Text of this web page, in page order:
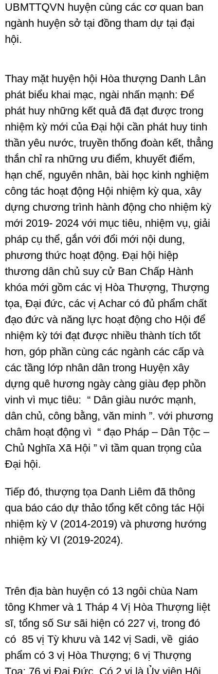
UBMTTQVN huyện cùng các cơ quan ban
ngành huyện sở tại đồng tham dự tại đại
hội.
Thay mặt huyện hội Hòa thượng Danh Lân
phát biểu khai mạc, ngài nhấn mạnh: Để
phát huy những kết quả đã đạt được trong
nhiệm kỳ mới của Đại hội cần phát huy tinh
thần yêu nước, truyền thống đoàn kết, thẳng
thắn chỉ ra những ưu điểm, khuyết điểm,
hạn chế, nguyên nhân, bài học kinh nghiệm
công tác hoạt động Hội nhiệm kỳ qua, xây
dựng chương trình hành động cho nhiệm kỳ
mới 2019- 2024 với mục tiêu, nhiệm vụ, giải
pháp cụ thể, gắn với đổi mới nội dung,
phương thức hoạt động. Đại hội hiệp
thương dân chủ suy cử Ban Chấp Hành
khóa mới gồm các vị Hòa Thượng, Thượng
tọa, Đại đức, các vị Achar có đủ phẩm chất
đạo đức và năng lực hoạt động cho Hội để
nhiệm kỳ tới đạt được nhiều thành tích tốt
hơn, góp phần cùng các ngành các cấp và
các tầng lớp nhân dân trong Huyện xây
dựng quê hương ngày càng giàu đẹp phồn
vinh vì mục tiêu: “ Dân giàu nước mạnh,
dân chủ, công bằng, văn minh ”. với phương
châm hoạt động vì “ đạo Pháp – Dân Tộc –
Chủ Nghĩa Xã Hội ” vì tầm quan trọng của
Đại hội.
Tiếp đó, thượng tọa Danh Liêm đã thông
qua báo cáo dự thảo tổng kết công tác Hội
nhiệm kỳ V (2014-2019) và phương hướng
nhiệm kỳ VI (2019-2024).
Trên địa bàn huyện có 13 ngôi chùa Nam
tông Khmer và 1 Tháp 4 Vị Hòa Thượng liệt
sĩ, tổng số Sư sãi hiện có 227 vị, trong đó
có 85 vị Tỳ khưu và 142 vị Sadi, về giáo
phẩm có 3 vị Hòa Thượng; 6 vị Thượng
Tọa; 76 vị Đại Đức. Có 2 vị là Ủy viên Hội